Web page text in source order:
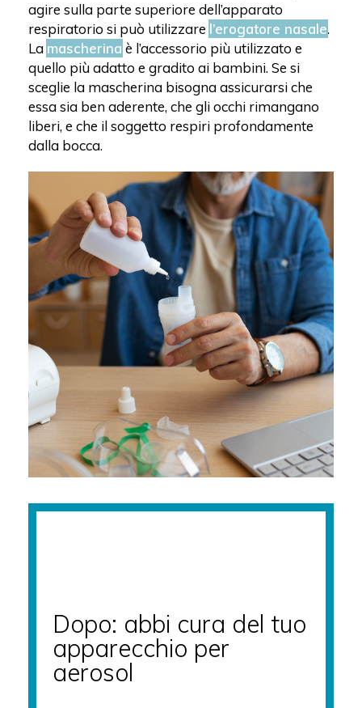
agire sulla parte superiore dell’apparato
respiratorio si può utilizzare l’erogatore nasale.
La mascherina è l’accessorio più utilizzato e
quello più adatto e gradito ai bambini. Se si
sceglie la mascherina bisogna assicurarsi che
essa sia ben aderente, che gli occhi rimangano
liberi, e che il soggetto respiri profondamente
dalla bocca.
Dopo: abbi cura del tuo
apparecchio per
aerosol